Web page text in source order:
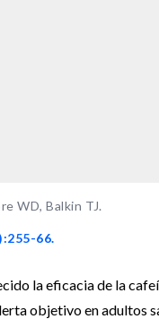
WD, Balkin TJ.
66.
la eficacia de la
objetivo en adultos